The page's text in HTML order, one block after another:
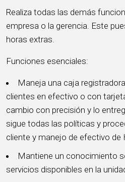
Realiza todas las demás
empresa o la gerencia. Este
horas extras.
Funciones esenciales:
Maneja una caja
clientes en efectivo o con
cambio con precisión y lo
sigue todas las políticas y
cliente y manejo de efectivo
Mantiene un conocimiento
servicios disponibles en la